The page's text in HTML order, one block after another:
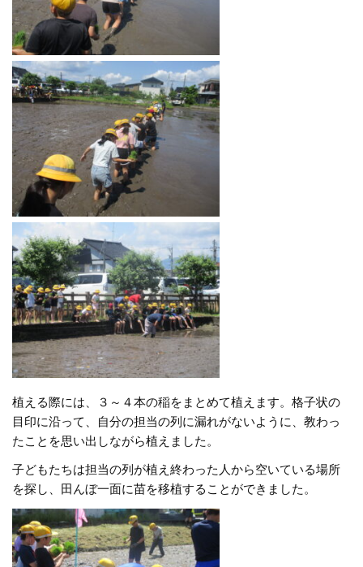
植える際には、３～４本の稲をまとめて植えます。格子状の
目印に沿って、自分の担当の列に漏れがないように、教わっ
たことを思い出しながら植えました。
子どもたちは担当の列が植え終わった人から空いている場所
を探し、田んぼ一面に苗を移植することができました。